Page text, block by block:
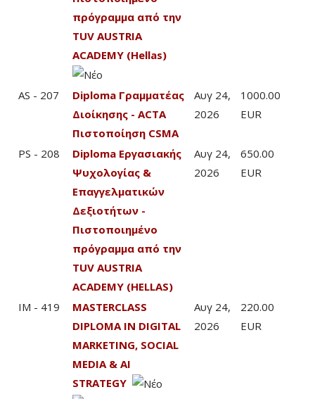
πρόγραμμα από την
TUV AUSTRIA
ACADEMY (Hellas)
AS - 207
Diploma Γραμματέας
Διοίκησης - ACTA
Πιστοποίηση CSMA
Αυγ 24,
2026
1000.00
EUR
PS - 208
Diploma Εργασιακής
Ψυχολογίας &
Επαγγελματικών
Δεξιοτήτων -
Πιστοποιημένο
πρόγραμμα από την
TUV AUSTRIA
ACADEMY (HELLAS)
Αυγ 24,
2026
650.00
EUR
IM - 419
MASTERCLASS
DIPLOMA IN DIGITAL
MARKETING, SOCIAL
MEDIA & AI
STRATEGY
Αυγ 24,
2026
220.00
EUR